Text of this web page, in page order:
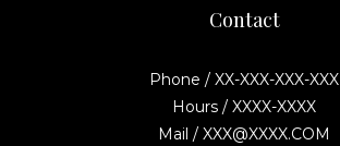
Contact
Phone / XX-XXX-XXX-XXX
Hours / XXXX-XXXX
Mail / XXX@XXXX.COM